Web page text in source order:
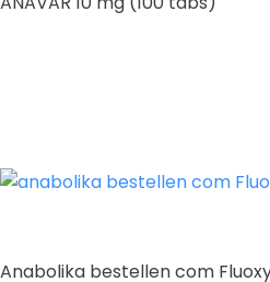
Anabolika bestellen com